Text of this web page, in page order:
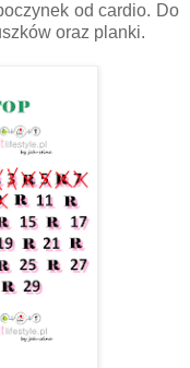
od cardio. Do
oraz planki.